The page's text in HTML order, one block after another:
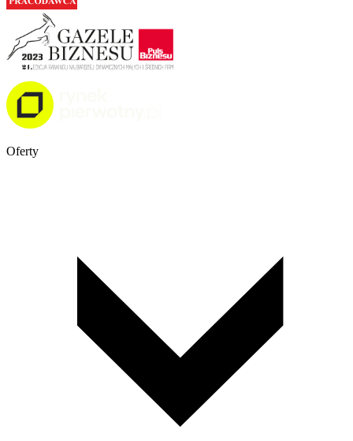
Oferty